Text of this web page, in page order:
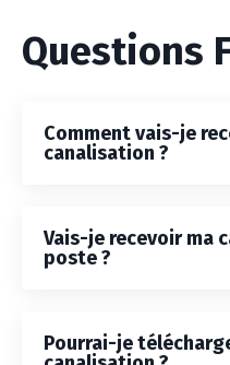
Questions
Comment vais-je
canalisation ?
Vais-je recevoir ma
poste ?
Pourrai-je